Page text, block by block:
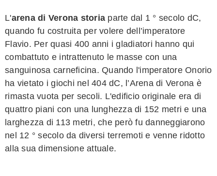
L'arena di Verona storia parte dal 1 ° secolo dC,
quando fu costruita per volere dell’imperatore
Flavio. Per quasi 400 anni i gladiatori hanno qui
combattuto e intrattenuto le masse con una
sanguinosa carneficina. Quando l'imperatore Onorio
ha vietato i giochi nel 404 dC, l’Arena di Verona è
rimasta vuota per secoli. L'edificio originale era di
quattro piani con una lunghezza di 152 metri e una
larghezza di 113 metri, che però fu danneggiarono
nel 12 ° secolo da diversi terremoti e venne ridotto
alla sua dimensione attuale.